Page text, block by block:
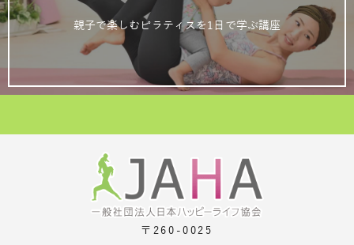
親子で楽しむピラティスを1日で学ぶ講座
〒260-0025